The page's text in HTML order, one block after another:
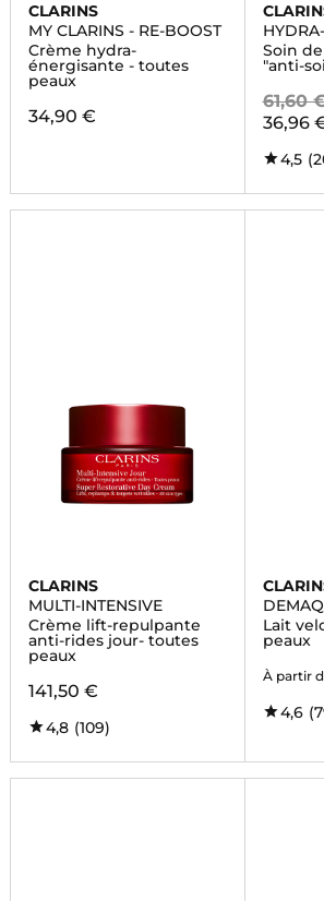
CLARINS
MY CLARINS - RE-BOOST
Crème hydra-
énergisante - toutes
peaux
34,90 €
Soin
"anti-
61,60
36,96
4,5
CLARINS
MULTI-INTENSIVE
Crème lift-repulpante
anti-rides jour- toutes
peaux
141,50 €
4,8 (109)
Lait
peaux
À partir
4,6